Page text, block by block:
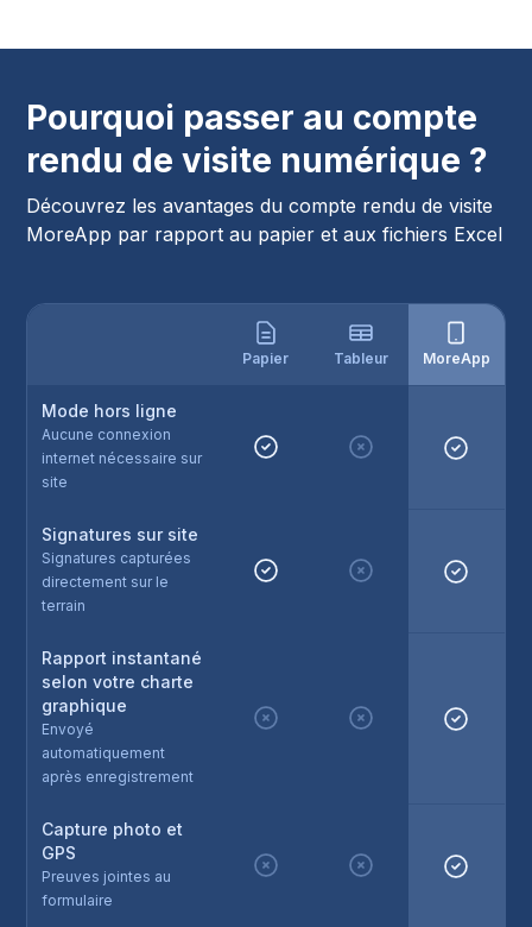
Pourquoi passer au compte
rendu de visite numérique ?
Découvrez les avantages du compte rendu de visite
MoreApp par rapport au papier et aux fichiers Excel
Papier Tableur MoreApp
Mode hors ligne
Aucune connexion
internet nécessaire sur
site
Signatures sur site
Signatures capturées
directement sur le
terrain
Rapport instantané
selon votre charte
graphique
Envoyé
automatiquement
après enregistrement
Capture photo et
GPS
Preuves jointes au
formulaire